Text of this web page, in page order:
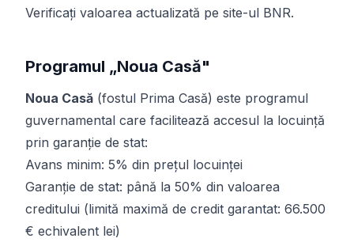
Verificați valoarea actualizată pe site-ul BNR.
Programul „Noua Casă"
Noua Casă (fostul Prima Casă) este programul
guvernamental care facilitează accesul la locuință
prin garanție de stat:
Avans minim: 5% din prețul locuinței
Garanție de stat: până la 50% din valoarea
creditului (limită maximă de credit garantat: 66.500
€ echivalent lei)